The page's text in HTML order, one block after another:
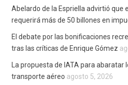
Abelardo de la Espriella advirtió que
requerirá más de 50 billones en
El debate por las bonificaciones
tras las críticas de Enrique Gómez
La propuesta de IATA para abaratar
transporte aéreo agosto 5, 2026